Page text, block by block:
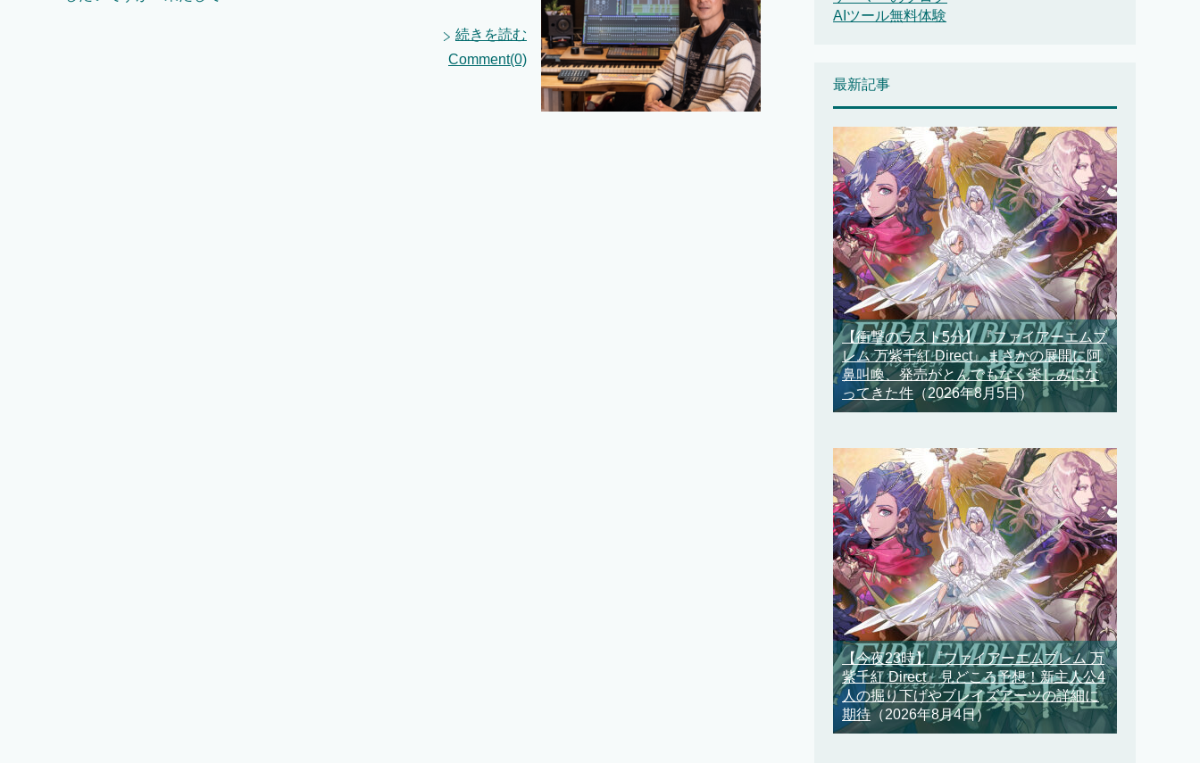
続きを読む
Comment(0)
AIツール無料体験
最新記事
【衝撃のラスト5分】『ファイアーエムブ
レム 万紫千紅 Direct』まさかの展開に阿
鼻叫喚、発売がとんでもなく楽しみにな
ってきた件 （2026年8月5日）
【今夜23時】『ファイアーエムブレム 万
紫千紅 Direct』見どころ予想！新主人公4
人の掘り下げやブレイズアーツの詳細に
期待（2026年8月4日）